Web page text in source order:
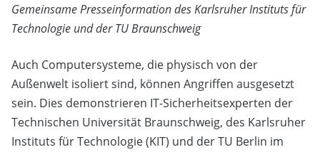
Gemeinsame Presseinformation des Karlsruher Instituts für
Technologie und der TU Braunschweig
Auch Computersysteme, die physisch von der
Außenwelt isoliert sind, können Angriffen ausgesetzt
sein. Dies demonstrieren IT-Sicherheitsexperten der
Technischen Universität Braunschweig, des Karlsruher
Instituts für Technologie (KIT) und der TU Berlin im